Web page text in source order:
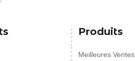
Produits
Meilleures Ventes